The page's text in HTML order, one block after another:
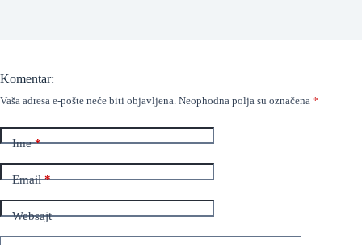
Komentar:
Vaša adresa e-pošte neće biti objavljena. Neophodna polja su označena *
Ime*
Email*
Websajt